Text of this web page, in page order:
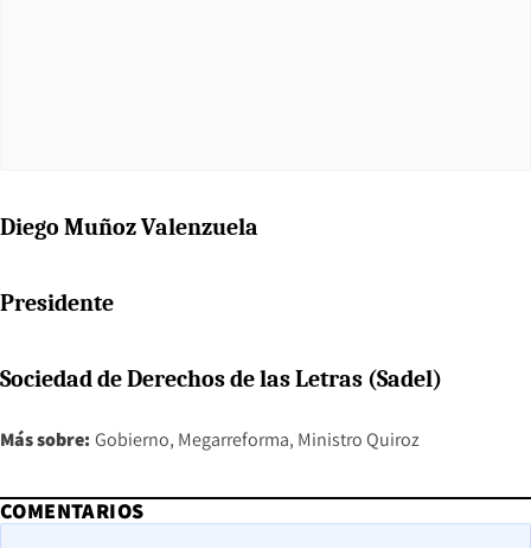
Diego Muñoz Valenzuela
Presidente
Sociedad de Derechos de las Letras (Sadel)
Más sobre: Gobierno Megarreforma Ministro Quiroz
COMENTARIOS